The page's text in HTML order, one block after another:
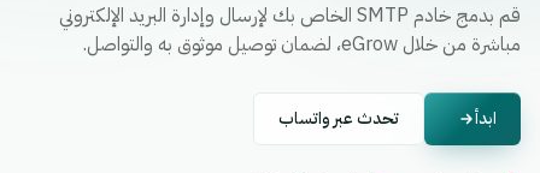
قم بدمج خادم SMTP الخاص بك لإرسال وإدارة البريد الإلكتروني
مباشرة من خلال eGrow، لضمان توصيل موثوق به والتواصل.
ابدأ تحدث عبر واتساب